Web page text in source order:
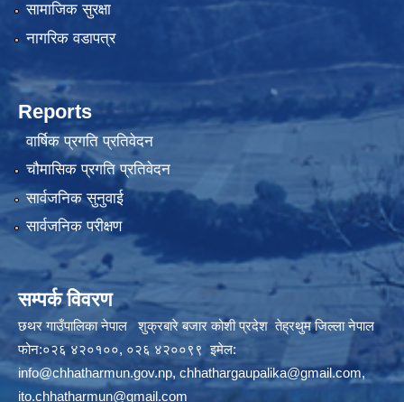
सामाजिक सुरक्षा
नागरिक वडापत्र
Reports
वार्षिक प्रगति प्रतिवेदन
चौमासिक प्रगति प्रतिवेदन
सार्वजनिक सुनुवाई
सार्वजनिक परीक्षण
सम्पर्क विवरण
छथर गाउँपालिका नेपाल शुक्रबारे बजार कोशी प्रदेश तेह्रथुम जिल्ला नेपाल
फोन:०२६ ४२०१००, ०२६ ४२००९९ इमेल:
info@chhatharmun.gov.np, chhathargaupalika@gmail.com,
ito.chhatharmun@gmail.com